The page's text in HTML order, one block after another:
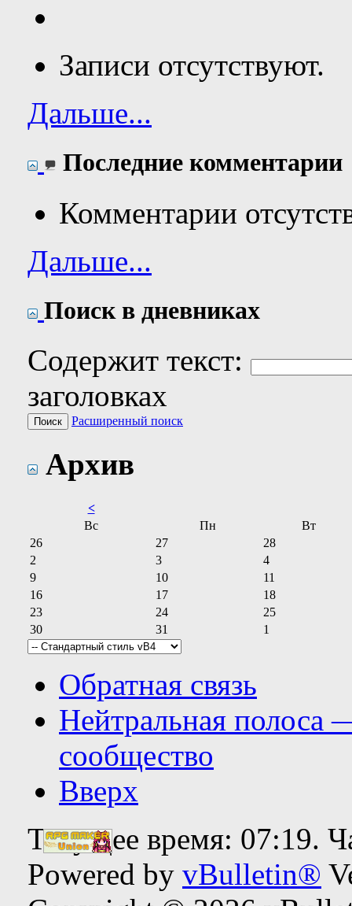
Записи отсутствуют.
Дальше...
Последние комментарии
Комментарии
Дальше...
Поиск в дневниках
Содержит текст:
заголовках
Расширенный поиск
Архив
<
Вс
Пн
Вт
26
27
28
2
3
4
9
10
11
16
17
18
23
24
25
30
31 1
Обратная связь
Нейтральная полоса
сообщество
Вверх
Текущее время: 07:19.
Powered by vBulletin®